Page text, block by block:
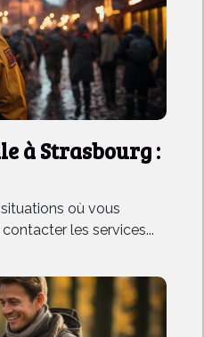
à Strasbourg :
où vous
les services...